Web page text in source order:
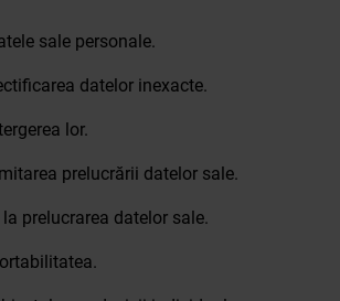
sale personale.
datelor inexacte.
lor.
prelucrării datelor sale.
datelor sale.